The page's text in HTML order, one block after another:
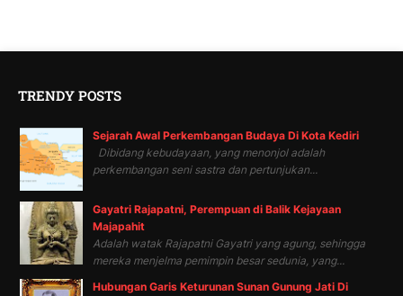
TRENDY POSTS
Sejarah Awal Perkembangan Budaya Di Kota Kediri
Dibidang kebudayaan, yang menonjol adalah
perkembangan seni sastra dan pertunjukan...
Gayatri Rajapatni, Perempuan di Balik Kejayaan
Majapahit
Adalah watak Rajapatni Gayatri yang agung, sehingga
mereka menjelma pemimpin besar sedunia, yang...
Hubungan Garis Keturunan Sunan Gunung Jati Di